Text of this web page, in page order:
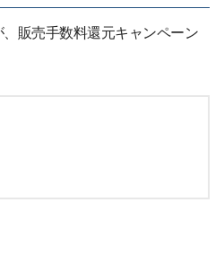
販売手数料還元キャンペーン